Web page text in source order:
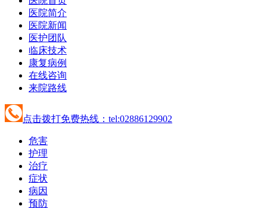
医院简介
医院新闻
医护团队
临床技术
康复病例
在线咨询
来院路线
点击拨打免费热线：tel:02886129902
危害
护理
治疗
症状
病因
预防